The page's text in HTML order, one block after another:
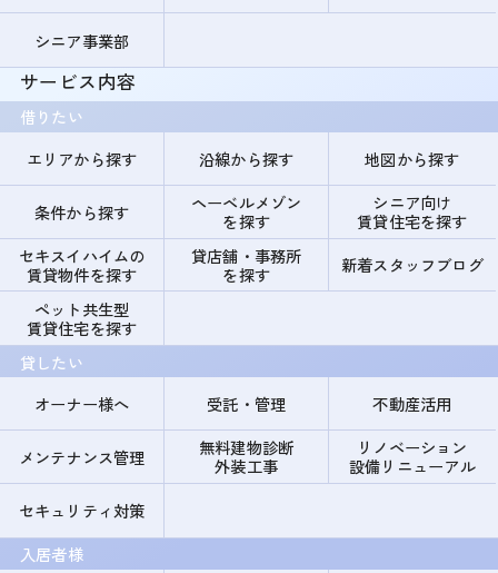
シニア事業部
サービス内容
借りたい
エリアから探す
沿線から探す 地図から探す
条件から探す
ヘーベルメゾン
を探す
シニア向け
賃貸住宅を探す
セキスイハイムの
賃貸物件を探す
貸店舗・事務所
を探す
新着スタッフブログ
ペット共生型
賃貸住宅を探す
貸したい
オーナー様へ
受託・管理 不動産活用
メンテナンス管理
無料建物診断
外装工事
リノベーション
設備リニューアル
セキュリティ対策
入居者様